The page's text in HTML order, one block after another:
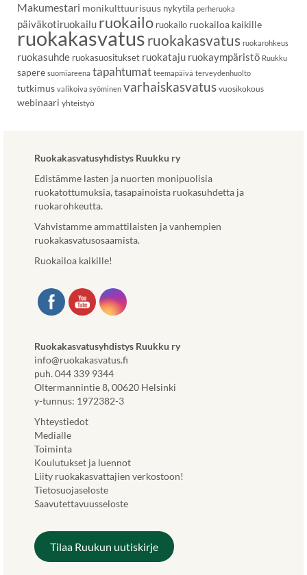
Makumestari monikulttuurisuus nykytila perheruoka
päiväkotiruokailu ruokailo ruokailo ruokailoa kaikille
ruokakasvatus ruokakasvatus ruokarohkeus
ruokasuhde ruokasuositukset ruokataju ruokaympäristö Ruukku
sapere suomiareena tapahtumat teemapäivä terveydenhuolto
tutkimus valikoiva syöminen varhaiskasvatus vuosikokous
webinaari yhteistyö
Ruokakasvatusyhdistys Ruukku ry
Edistämme lasten ja nuorten monipuolisia
ruokatottumuksia, tasapainoista ruokasuhdetta ja
ruokarohkeutta.
Vahvistamme ammattilaisten ja vanhempien
ruokakasvatusosaamista.
Ruokailoa kaikille!
Ruokakasvatusyhdistys Ruukku ry
info@ruokakasvatus.fi
puh. 044 339 9344
Oltermannintie 8, 00620 Helsinki
y-tunnus: 1972382-3
Yhteystiedot
Medialle
Toiminta
Koulutukset ja luennot
Liity ruokakasvattajien verkostoon!
Tietosuojaseloste
Saavutettavuusseloste
Tilaa Ruukun uutiskirje